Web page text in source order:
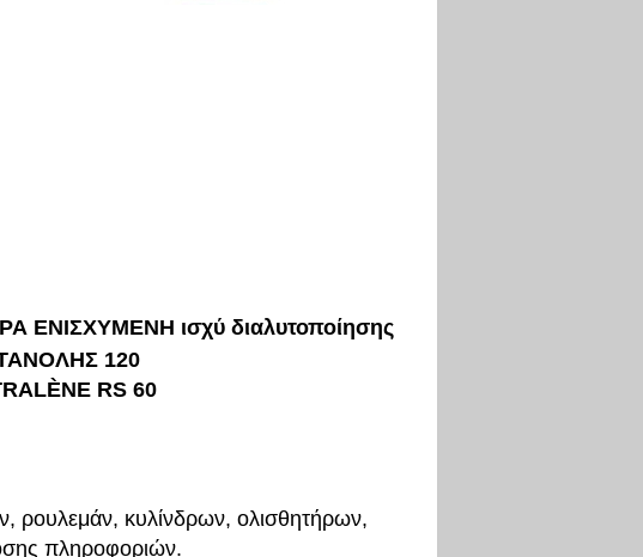
ΕΝΙΣΧΥΜΕΝΗ ισχύ διαλυτοποίησης
120
RS 60
ρουλεμάν, κυλίνδρων, ολισθητήρων,
πληροφοριών.